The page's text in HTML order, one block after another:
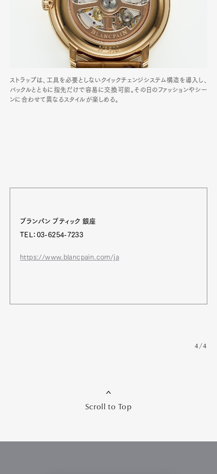
ストラップは、工具を必要としないクイックチェンジシステム構造を導入し、
バックルとともに指先だけで容易に交換可能。その日のファッションやシー
ンに合わせて異なるスタイルが楽しめる。
ブランパン ブティック 銀座
TEL：03-6254-7233
https://www.blancpain.com/ja
4/4
Scroll to Top